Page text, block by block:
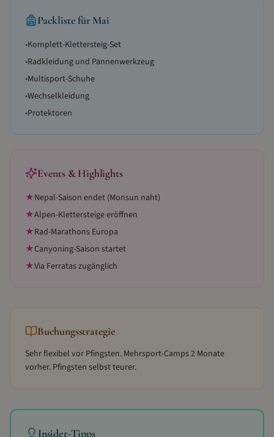
Packliste fürMai
•Komplett-Klettersteig-Set
•Radkleidung und Pannenwerkzeug
•Multisport-Schuhe
•Wechselkleidung
•Protektoren
Events & Highlights
★Nepal-Saison endet (Monsun naht)
★Alpen-Klettersteige eröffnen
★Rad-Marathons Europa
★Canyoning-Saison startet
★Via Ferratas zugänglich
Buchungsstrategie
Sehr flexibel vor Pfingsten. Mehrsport-Camps 2 Monate
vorher. Pfingsten selbst teurer.
Insider-Tipps